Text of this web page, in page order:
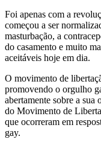
Foi apenas com a
começou a ser
masturbação, a
do casamento e muito
aceitáveis hoje em dia.
O movimento de
promovendo o orgulho
abertamente sobre a
do Movimento de
que ocorreram em
gay.